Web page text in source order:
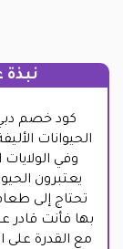
كود خصم دبي
الحيوانات
وفي
يعتبرون
تحتاج إلى
بها فأنت قادر
مع القدرة